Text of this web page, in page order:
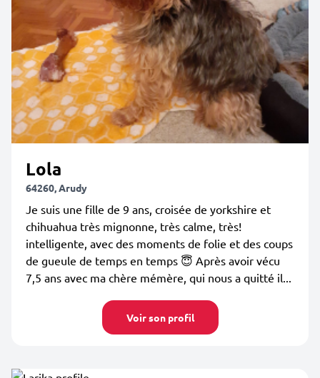
Lola
64260, Arudy
Je suis une fille de 9 ans, croisée de yorkshire et
chihuahua très mignonne, très calme, très!
intelligente, avec des moments de folie et des coups
de gueule de temps en temps 😇 Après avoir vécu
7,5 ans avec ma chère mémère, qui nous a quitté il...
Voir son profil